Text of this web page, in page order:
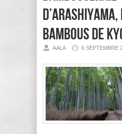
bambous de
AALA 6 SEPTEMBRE